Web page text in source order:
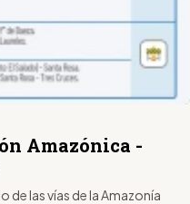
Amazónica -
las vías de la Amazonía